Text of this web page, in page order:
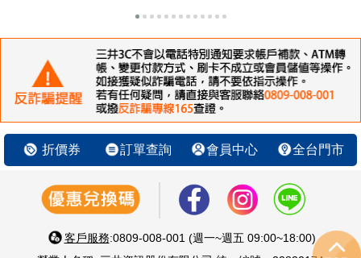
折價券 訂單查詢 會員中心 全台門市
客戶服務:0809-008-001 (週一~週五 09:00~18:00)